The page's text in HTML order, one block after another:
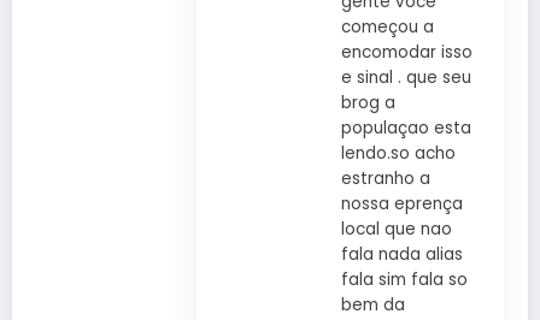
começou a
encomodar isso
e sinal . que seu
brog a
populaçao esta
lendo.so acho
estranho a
nossa eprença
local que nao
fala nada alias
fala sim fala so
bem da